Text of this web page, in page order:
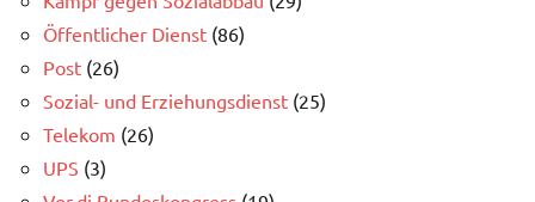
Öffentlicher Dienst (86)
Post (26)
Sozial- und Erziehungsdienst (25)
Telekom (26)
UPS (3)